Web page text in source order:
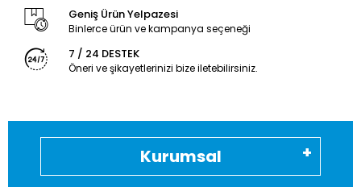
Geniş Ürün Yelpazesi
Binlerce ürün ve kampanya seçeneği
7 / 24 DESTEK
Öneri ve şikayetlerinizi bize iletebilirsiniz.
Kurumsal